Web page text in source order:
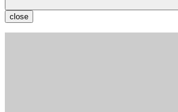
close